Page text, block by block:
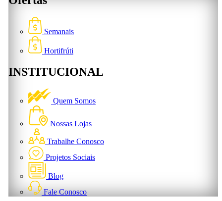
Semanais
Hortifrúti
INSTITUCIONAL
Quem Somos
Nossas Lojas
Trabalhe Conosco
Projetos Sociais
Blog
Fale Conosco